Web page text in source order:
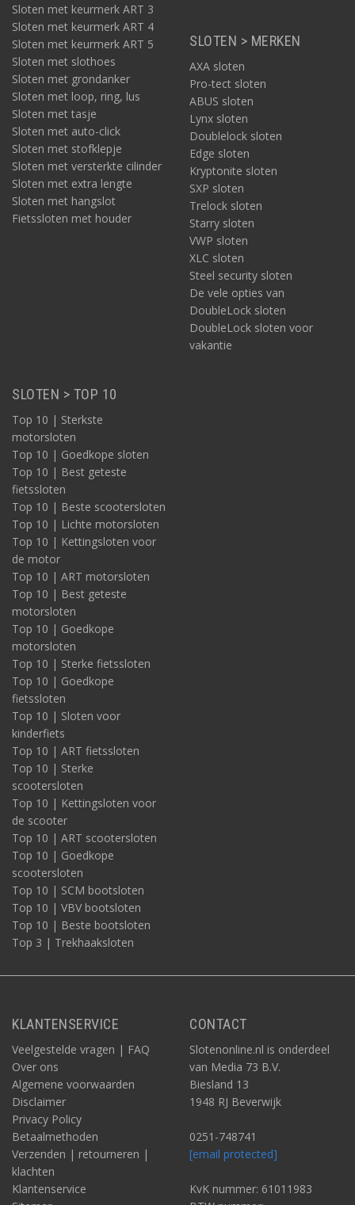
Sloten met keurmerk ART 3
Sloten met keurmerk ART 4
Sloten met keurmerk ART 5
Sloten met slothoes
Sloten met grondanker
Sloten met loop, ring, lus
Sloten met tasje
Sloten met auto-click
Sloten met stofklepje
Sloten met versterkte cilinder
Sloten met extra lengte
Sloten met hangslot
Fietssloten met houder
SLOTEN > MERKEN
AXA sloten
Pro-tect sloten
ABUS sloten
Lynx sloten
Doublelock sloten
Edge sloten
Kryptonite sloten
SXP sloten
Trelock sloten
Starry sloten
VWP sloten
XLC sloten
Steel security sloten
De vele opties van
DoubleLock sloten
DoubleLock sloten voor
vakantie
SLOTEN > TOP 10
Top 10 | Sterkste
motorsloten
Top 10 | Goedkope sloten
Top 10 | Best geteste
fietssloten
Top 10 | Beste scootersloten
Top 10 | Lichte motorsloten
Top 10 | Kettingsloten voor
de motor
Top 10 | ART motorsloten
Top 10 | Best geteste
motorsloten
Top 10 | Goedkope
motorsloten
Top 10 | Sterke fietssloten
Top 10 | Goedkope
fietssloten
Top 10 | Sloten voor
kinderfiets
Top 10 | ART fietssloten
Top 10 | Sterke
scootersloten
Top 10 | Kettingsloten voor
de scooter
Top 10 | ART scootersloten
Top 10 | Goedkope
scootersloten
Top 10 | SCM bootsloten
Top 10 | VBV bootsloten
Top 10 | Beste bootsloten
Top 3 | Trekhaaksloten
KLANTENSERVICE
Veelgestelde vragen | FAQ
Over ons
Algemene voorwaarden
Disclaimer
Privacy Policy
Betaalmethoden
Verzenden | retourneren |
klachten
Klantenservice
CONTACT
Slotenonline.nl is onderdeel
van Media 73 B.V.
Biesland 13
1948 RJ Beverwijk
0251-748741
[email protected]
KvK nummer: 61011983